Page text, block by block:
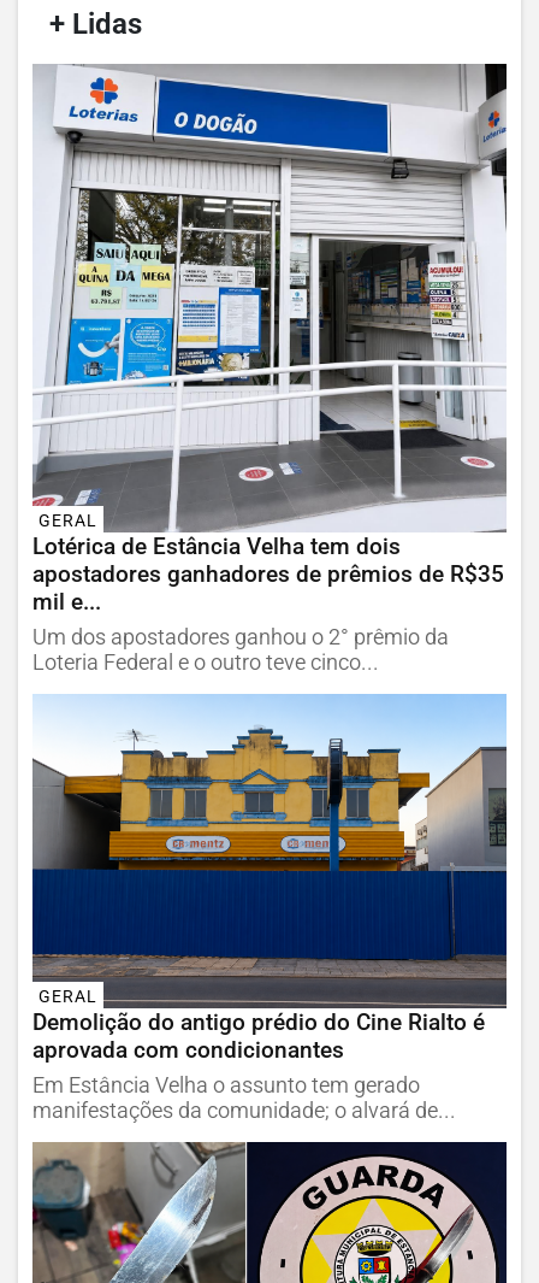
+ Lidas
GERAL
Lotérica de Estância Velha tem dois
apostadores ganhadores de prêmios de R$35
mil e...
Um dos apostadores ganhou o 2° prêmio da
Loteria Federal e o outro teve cinco...
GERAL
Demolição do antigo prédio do Cine Rialto é
aprovada com condicionantes
Em Estância Velha o assunto tem gerado
manifestações da comunidade; o alvará de...